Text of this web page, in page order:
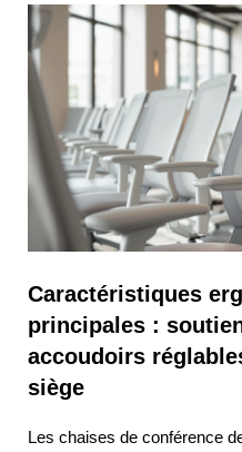
Caractéristiques
principales :
accoudoirs
siège
Les chaises de conférence